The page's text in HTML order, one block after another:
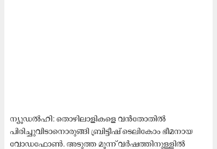
ന്യൂഡൽഹി: തൊഴിലാളികളെ വൻതോതിൽ
പിരിച്ചുവിടാനൊരുങ്ങി ബ്രിട്ടീഷ് ടെലികോം ഭീമനായ
വോഡഫോൺ. അടുത്ത മൂന്ന് വർഷത്തിനുള്ളിൽ